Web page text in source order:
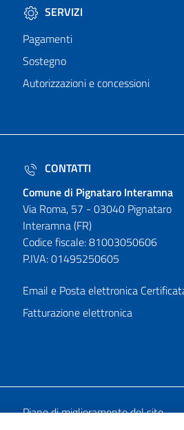
SERVIZI
Pagamenti
Sostegno
Autorizzazioni e concessioni
CONTATTI
Comune di Pignataro Interamna
Via Roma, 57 - 03040 Pignataro
Interamna (FR)
Codice fiscale: 81003050606
P.IVA: 01495250605
Email e Posta elettronica
Fatturazione elettronica
Piano di miglioramento del sito